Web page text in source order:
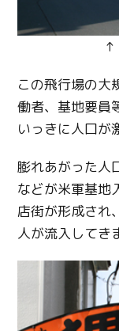
↑
この飛行場の大
働者、基地要員
いっきに人口が
膨れあがった人
などが米軍基地
店街が形成され
人が流入してき